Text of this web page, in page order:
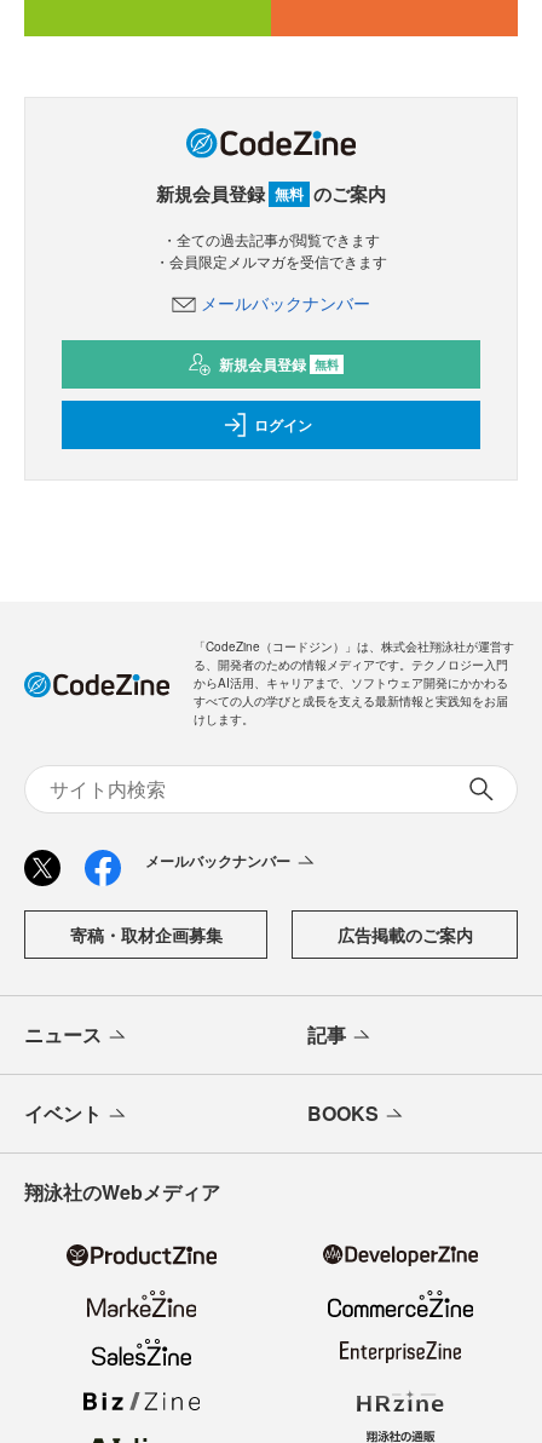
新規会員登録 無料 のご案内
・全ての過去記事が閲覧できます
・会員限定メルマガを受信できます
メールバックナンバー
新規会員登録 無料
ログイン
「CodeZine（コードジン）」は、株式会社翔泳社が運営す
る、開発者のための情報メディアです。テクノロジー入門
からAI活用、キャリアまで、ソフトウェア開発にかかわる
すべての人の学びと成長を支える最新情報と実践知をお届
けします。
メールバックナンバー
寄稿・取材企画募集 広告掲載のご案内
ニュース 記事
イベント BOOKS
翔泳社のWebメディア